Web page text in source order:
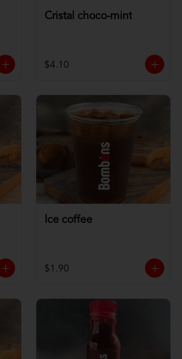
Cristal choco-mint
$4.10
Ice coffee
$1.90